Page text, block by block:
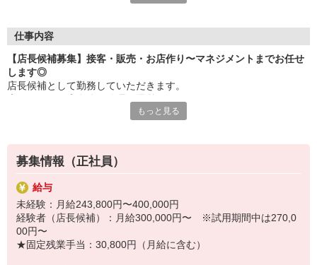
復帰後の時短勤務など生活環境に合わせた働き方もできます。こ
【ライブラリースペース（会社内）有】
様々な分野の本を常備！ショップスタッフの利用可能。
【1シーズン1〜2コーデ分支給（規定あり）】
■安定経営！続々新店OPEN
■半月前に翌月のシフト完成
■入社特典有※配属による
■50％の社員割引・制服無料支給有
仕事内容
【店長候補募集】接客・販売・お店作り〜マネジメントまでお任せ
します◎
店長候補として勤務していただきます。
スタッフの教育や予算・売上管理、在庫管理など、幅広い業務を担
心ください！
＼オンライン会社説明会を実施します／
7/30（木）13：00 ／ 8/7（金）16：00
＼＊採用＊Instagramページ／
https://www.instagram.com/aiia_recruit/
もっと見る
募集情報（正社員）
給与
未経験：月給243,800円〜400,000円
経験者（店長候補）：月給300,000円〜 ※試用期間中は270,0
00円〜
★固定残業手当：30,800円（月給に含む）